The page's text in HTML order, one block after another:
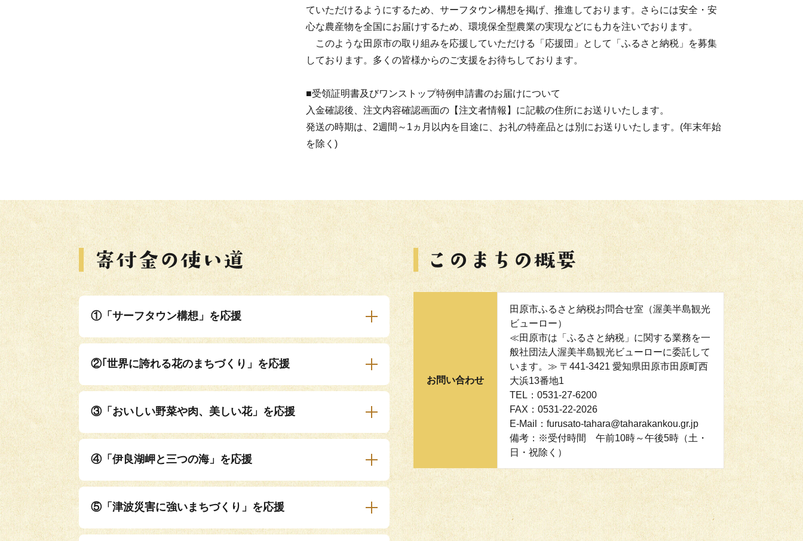
ていただけるようにするため、サーフタウン構想を掲げ、推進しております。さらには安全・安
心な農産物を全国にお届けするため、環境保全型農業の実現などにも力を注いでおります。
このような田原市の取り組みを応援していただける「応援団」として「ふるさと納税」を募集
しております。多くの皆様からのご支援をお待ちしております。
■受領証明書及びワンストップ特例申請書のお届けについて
入金確認後、注文内容確認画面の【注文者情報】に記載の住所にお送りいたします。
発送の時期は、2週間～1ヵ月以内を目途に、お礼の特産品とは別にお送りいたします。(年末年始
を除く)
①「サーフタウン構想」を応援
②｢世界に誇れる花のまちづくり」を応援
③「おいしい野菜や肉、美しい花」を応援
④「伊良湖岬と三つの海」を応援
⑤「津波災害に強いまちづくり」を応援
お問い合わせ
田原市ふるさと納税お問合せ室（渥美半島観光
ビューロー）
≪田原市は「ふるさと納税」に関する業務を一
般社団法人渥美半島観光ビューローに委託して
います。≫ 〒441-3421 愛知県田原市田原町西
大浜13番地1
TEL：0531-27-6200
FAX：0531-22-2026
E-Mail：furusato-tahara@taharakankou.gr.jp
備考：※受付時間 午前10時～午後5時（土・
日・祝除く）